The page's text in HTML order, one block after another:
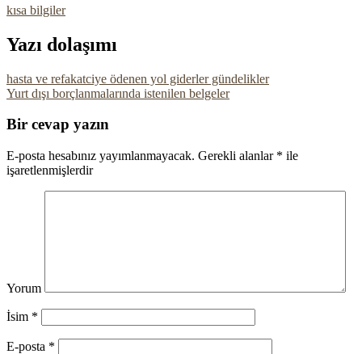
kısa bilgiler
Yazı dolaşımı
hasta ve refakatciye ödenen yol giderler gündelikler
Yurt dışı borçlanmalarında istenilen belgeler
Bir cevap yazın
E-posta hesabınız yayımlanmayacak. Gerekli alanlar * ile
işaretlenmişlerdir
Yorum
İsim *
E-posta *